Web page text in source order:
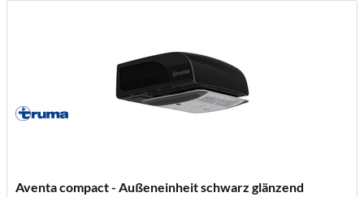
Aventa compact - Außeneinheit schwarz glänzend